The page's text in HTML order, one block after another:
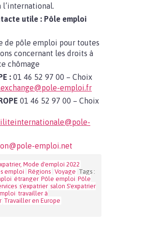
l’international.
utile : Pôle emploi
de pôle emploi pour toutes
concernant les droits à
chômage
: 01 46 52 97 00 – Choix
emploi.fr
01 46 52 97 00 – Choix
emploi.net
Mode d'emploi 2022
emploi
Régions Voyage Tags :
étranger Pôle emploi Pôle
s'expatrier salon S'expatrier
travailler à
Travailler en Europe